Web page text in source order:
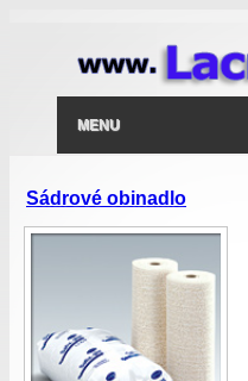
MENU
Sádrové obinadlo